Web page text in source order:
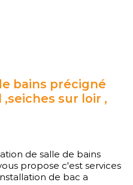
bains précigné
sur loir ,
de salle de bains
propose c'est services
de bac a